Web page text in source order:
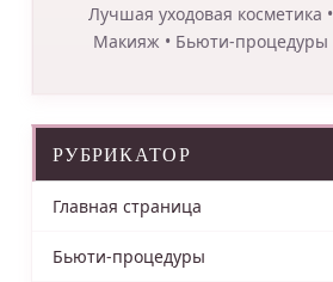
Лучшая уходовая косметика •
Макияж • Бьюти-процедуры
РУБРИКАТОР
Главная страница
Бьюти-процедуры